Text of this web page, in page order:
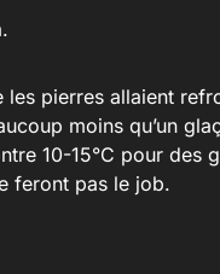
pierres allaient
moins qu’un
10-15°C pour des
feront pas le job.